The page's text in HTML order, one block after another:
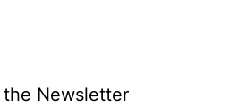
Newsletter